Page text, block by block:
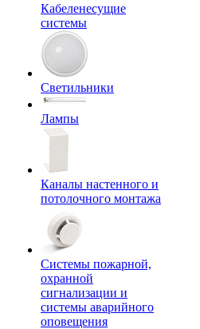
Кабеленесущие
системы
Светильники
Лампы
Каналы настенного и
потолочного монтажа
Системы пожарной,
охранной
сигнализации и
системы аварийного
оповещения